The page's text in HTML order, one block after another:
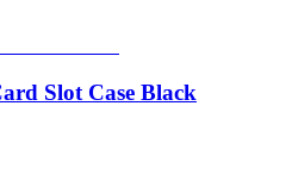
Slot Case Black